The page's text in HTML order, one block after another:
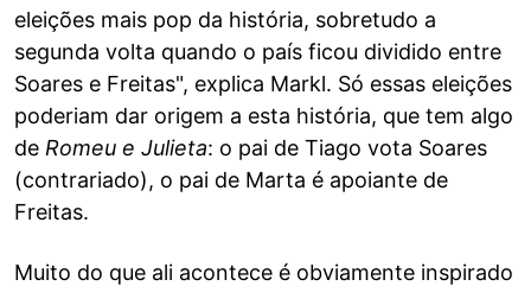
eleições mais pop da história, sobretudo a
segunda volta quando o país ficou dividido entre
Soares e Freitas", explica Markl. Só essas eleições
poderiam dar origem a esta história, que tem algo
de Romeu e Julieta: o pai de Tiago vota Soares
(contrariado), o pai de Marta é apoiante de
Freitas.
Muito do que ali acontece é obviamente inspirado